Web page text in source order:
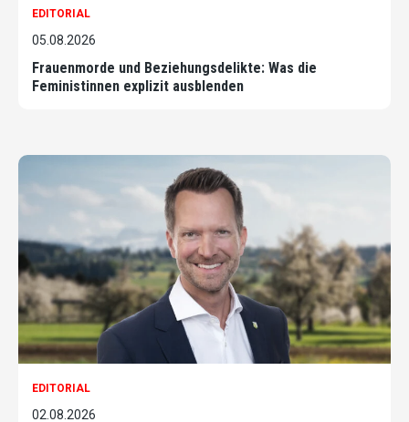
EDITORIAL
05.08.2026
Frauenmorde und Beziehungsdelikte: Was die
Feministinnen explizit ausblenden
EDITORIAL
02.08.2026